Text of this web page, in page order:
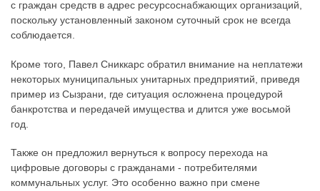
с граждан средств в адрес ресурсоснабжающих организаций,
поскольку установленный законом суточный срок не всегда
соблюдается.
Кроме того, Павел Сниккарс обратил внимание на неплатежи
некоторых муниципальных унитарных предприятий, приведя
пример из Сызрани, где ситуация осложнена процедурой
банкротства и передачей имущества и длится уже восьмой
год.
Также он предложил вернуться к вопросу перехода на
цифровые договоры с гражданами - потребителями
коммунальных услуг. Это особенно важно при смене